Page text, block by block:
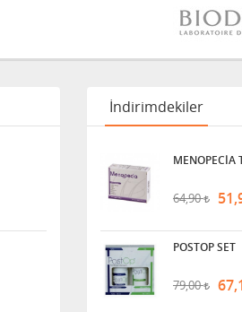
İndirimdekiler
MENOPECİA
64,90
POSTOP SET
79,00